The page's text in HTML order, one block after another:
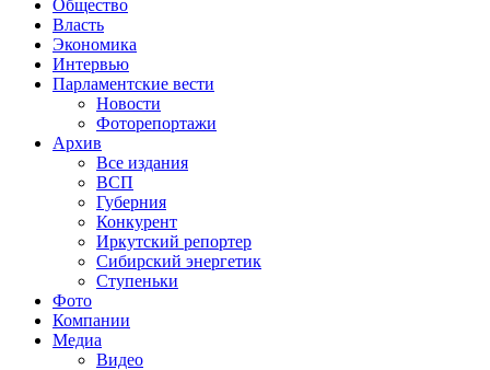
Общество
Власть
Экономика
Интервью
Парламентские вести
Новости
Фоторепортажи
Архив
Все издания
ВСП
Губерния
Конкурент
Иркутский репортер
Сибирский энергетик
Ступеньки
Фото
Компании
Медиа
Видео